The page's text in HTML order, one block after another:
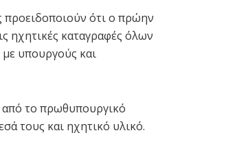
ότι ο πρώην
ηχητικές καταγραφές όλων
υπουργούς και
από το πρωθυπουργικό
τους και ηχητικό υλικό.